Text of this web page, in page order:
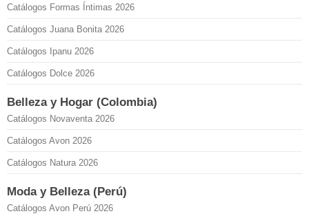
Catálogos Formas Íntimas 2026
Catálogos Juana Bonita 2026
Catálogos Ipanu 2026
Catálogos Dolce 2026
Belleza y Hogar (Colombia)
Catálogos Novaventa 2026
Catálogos Avon 2026
Catálogos Natura 2026
Moda y Belleza (Perú)
Catálogos Avon Perú 2026